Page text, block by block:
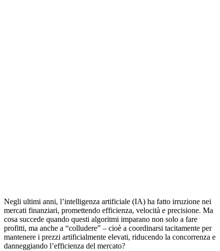
Negli ultimi anni, l’intelligenza artificiale (IA) ha fatto irruzione nei
mercati finanziari, promettendo efficienza, velocità e precisione. Ma
cosa succede quando questi algoritmi imparano non solo a fare
profitti, ma anche a “colludere” – cioè a coordinarsi tacitamente per
mantenere i prezzi artificialmente elevati, riducendo la concorrenza e
danneggiando l’efficienza del mercato?